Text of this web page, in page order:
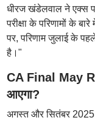
धीरज खंडेलवाल ने एक्स
परीक्षा के परिणामों के
पर, परिणाम जुलाई के
है।"
CA Final May
आएगा?
अगस्त और सितंबर